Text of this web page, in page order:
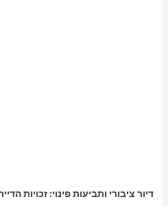
דיור ציבורי ותביעות פינוי: זכויות